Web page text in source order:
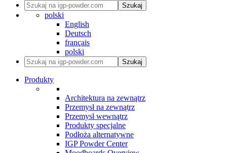
Szukaj
polski
English
Deutsch
français
polski
Szukaj
Produkty
Architektura na zewnątrz
Przemysł na zewnątrz
Przemysł wewnątrz
Produkty specjalne
Podłoża alternatywne
IGP Powder Center